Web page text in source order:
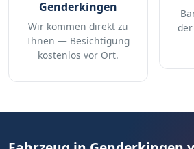
Genderkingen
Wir kommen direkt zu
Ihnen — Besichtigung
kostenlos vor Ort.